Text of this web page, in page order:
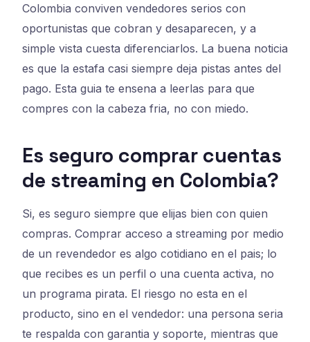
Colombia conviven vendedores serios con
oportunistas que cobran y desaparecen, y a
simple vista cuesta diferenciarlos. La buena noticia
es que la estafa casi siempre deja pistas antes del
pago. Esta guia te ensena a leerlas para que
compres con la cabeza fria, no con miedo.
Es seguro comprar cuentas
de streaming en Colombia?
Si, es seguro siempre que elijas bien con quien
compras. Comprar acceso a streaming por medio
de un revendedor es algo cotidiano en el pais; lo
que recibes es un perfil o una cuenta activa, no
un programa pirata. El riesgo no esta en el
producto, sino en el vendedor: una persona seria
te respalda con garantia y soporte, mientras que